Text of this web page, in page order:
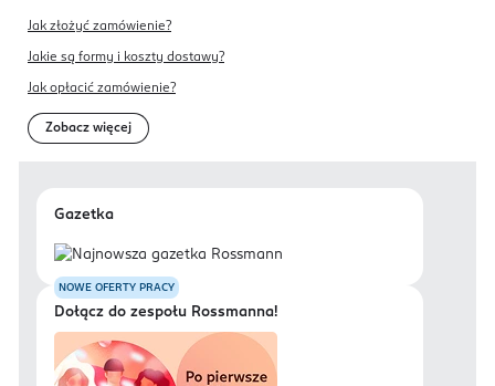
Jak złożyć zamówienie?
Jakie są formy i koszty dostawy?
Jak opłacić zamówienie?
Zobacz więcej
Gazetka
NOWE OFERTY PRACY
Dołącz do zespołu Rossmanna!